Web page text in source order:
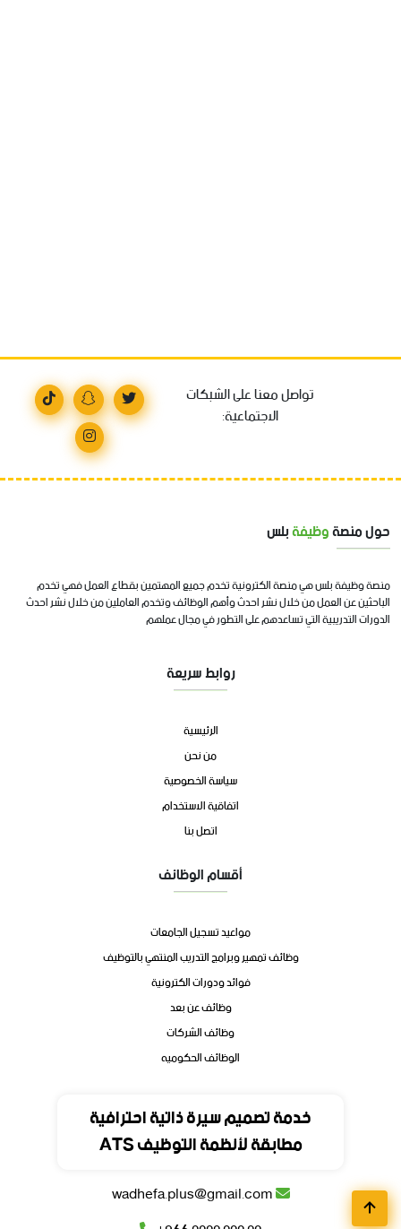
خدمة تصميم سيرة ذاتية احترافية
مطابقة لأنظمة التوظيف ATS
تواصل معنا على الشبكات
الاجتماعية:
حول منصةوظيفةبلس
منصة وظيفة بلس هي منصة الكترونية تخدم جميع المهتمين بقطاع العمل فهي تخدم
الباحثين عن العمل من خلال نشر احدث وأهم الوظائف وتخدم العاملين من خلال نشر احدث
الدورات التدريبية التي تساعدهم على التطور في مجال عملهم
روابط سريعة
الرئيسية
من نحن
سياسة الخصوصية
اتفاقية الاستخدام
اتصل بنا
أقسام الوظائف
مواعيد تسجيل الجامعات
وظائف تمهير وبرامج التدريب المنتهي بالتوظيف
فوائد ودورات الكترونية
وظائف عن بعد
وظائف الشركات
الوظائف الحكوميه
المملكة العربية السعودية